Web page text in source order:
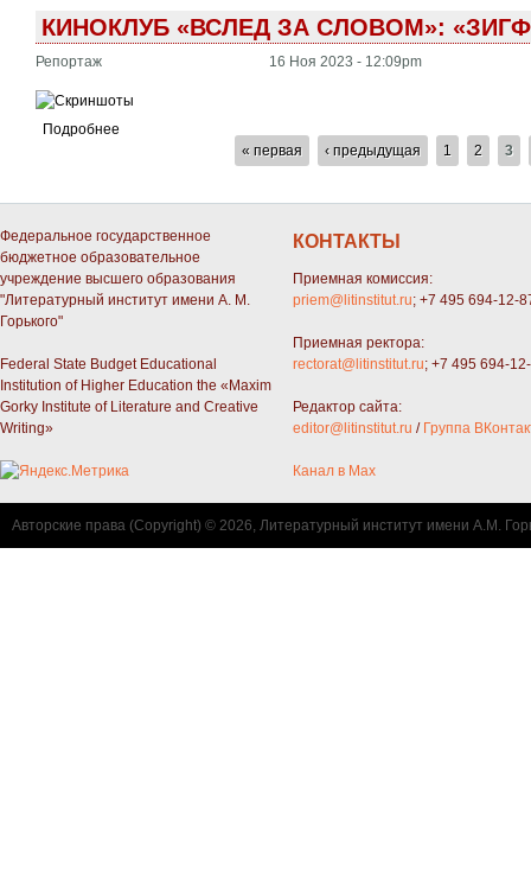
КИНОКЛУБ «ВСЛЕД ЗА СЛОВОМ»:
Репортаж 16 Ноя 2023 - 12:09pm
Подробнее
« первая ‹ предыдущая 1 2 3
Федеральное государственное
бюджетное образовательное
учреждение высшего образования
"Литературный институт имени А. М.
Горького"
Federal State Budget Educational
Institution of Higher Education the «Maxim
Gorky Institute of Literature and Creative
Writing»
КОНТАКТЫ
Приемная комиссия:
priem@litinstitut.ru; +7 495 694-12-
Приемная ректора:
rectorat@litinstitut.ru; +7 495 694-
Редактор сайта:
editor@litinstitut.ru / Группа
Канал в Max
Авторские права (Copyright) © 2026, Литературный институт имени А.М.